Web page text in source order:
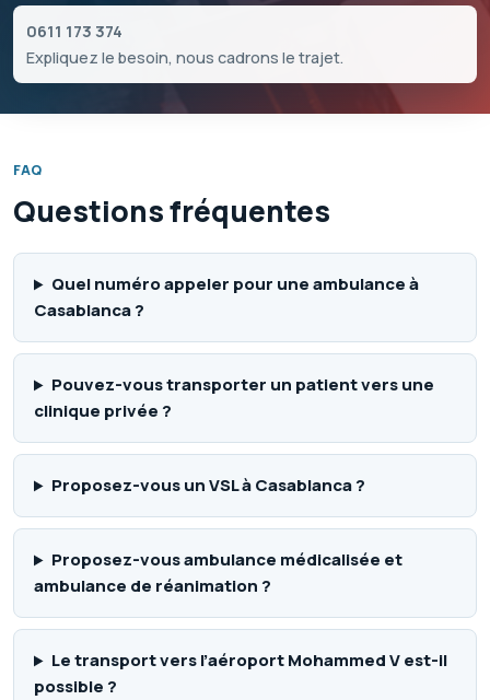
0611 173 374
Expliquez le besoin, nous cadrons le trajet.
FAQ
Questions fréquentes
Quel numéro appeler pour une ambulance à
Casablanca ?
Pouvez-vous transporter un patient vers une
clinique privée ?
Proposez-vous un VSL à Casablanca ?
Proposez-vous ambulance médicalisée et
ambulance de réanimation ?
Le transport vers l’aéroport Mohammed V est-il
possible ?